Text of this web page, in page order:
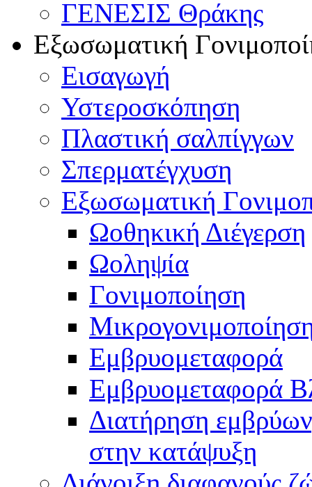
ΓΕΝΕΣΙΣ Θράκης
Εξωσωματική
Εισαγωγή
Υστεροσκόπηση
Πλαστική σαλπίγγων
Σπερματέγχυση
Εξωσωματική
Ωοθηκική Διέγερση
Ωοληψία
Γονιμοποίηση
Εμβρυομεταφορά
Εμβρυομεταφορά
Διατήρηση
στην κατάψυξη